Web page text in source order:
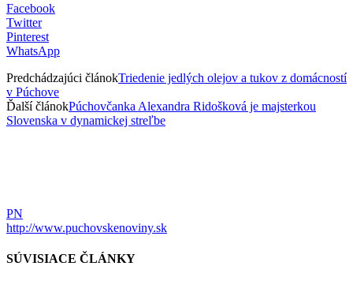
Facebook
Twitter
Pinterest
WhatsApp
Predchádzajúci článokTriedenie jedlých olejov a tukov z domácností
v Púchove
Ďalší článokPúchovčanka Alexandra Ridošková je majsterkou
Slovenska v dynamickej streľbe
PN
http://www.puchovskenoviny.sk
SÚVISIACE ČLÁNKY